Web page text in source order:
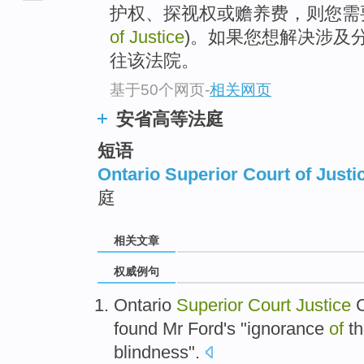
护权、探视权或赡养费，则您
of Justice)。如果您想解决涉及
往该法院。
基于50个网页-相关网页
安省高等法庭
短语
Ontario Superior Court of
庭
相关文章
权威例句
Ontario Superior Court Justice
found Mr Ford's "ignorance of
blindness".